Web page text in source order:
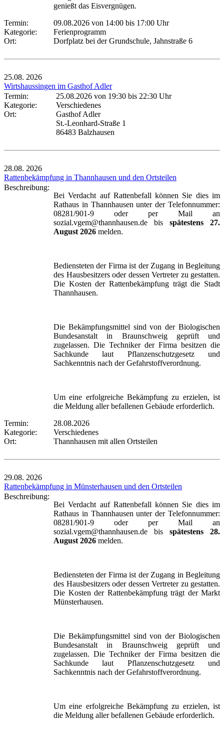
genießt das Eisvergnügen.
Termin:
09.08.2026 von 14:00 bis 17:00 Uhr
Kategorie:
Ferienprogramm
Ort:
Dorfplatz bei der Grundschule, Jahnstraße 6
25.08. 2026
Wirtshaussingen im Gasthof Adler
Termin:
25.08.2026 von 19:30 bis 22:30 Uhr
Kategorie:
Verschiedenes
Ort:
Gasthof Adler
St.-Leonhard-Straße 1
86483 Balzhausen
28.08. 2026
Rattenbekämpfung in Thannhausen und den Ortsteilen
Beschreibung:
Bei Verdacht auf Rattenbefall können Sie dies im
Rathaus in Thannhausen unter der Telefonnummer:
08281/901-9 oder per Mail an
sozial.vgem@thannhausen.de bis spätestens 27.
August 2026 melden.
Bediensteten der Firma ist der Zugang in Begleitung
des Hausbesitzers oder dessen Vertreter zu gestatten.
Die Kosten der Rattenbekämpfung trägt die Stadt
Thannhausen.
Die Bekämpfungsmittel sind von der Biologischen
Bundesanstalt in Braunschweig geprüft und
zugelassen. Die Techniker der Firma besitzen die
Sachkunde laut Pflanzenschutzgesetz und
Sachkenntnis nach der Gefahrstoffverordnung.
Um eine erfolgreiche Bekämpfung zu erzielen, ist
die Meldung aller befallenen Gebäude erforderlich.
Termin:
28.08.2026
Kategorie:
Verschiedenes
Ort:
Thannhausen mit allen Ortsteilen
29.08. 2026
Rattenbekämpfung in Münsterhausen und den Ortsteilen
Beschreibung:
Bei Verdacht auf Rattenbefall können Sie dies im
Rathaus in Thannhausen unter der Telefonnummer:
08281/901-9 oder per Mail an
sozial.vgem@thannhausen.de bis spätestens 28.
August 2026 melden.
Bediensteten der Firma ist der Zugang in Begleitung
des Hausbesitzers oder dessen Vertreter zu gestatten.
Die Kosten der Rattenbekämpfung trägt der Markt
Münsterhausen.
Die Bekämpfungsmittel sind von der Biologischen
Bundesanstalt in Braunschweig geprüft und
zugelassen. Die Techniker der Firma besitzen die
Sachkunde laut Pflanzenschutzgesetz und
Sachkenntnis nach der Gefahrstoffverordnung.
Um eine erfolgreiche Bekämpfung zu erzielen, ist
die Meldung aller befallenen Gebäude erforderlich.